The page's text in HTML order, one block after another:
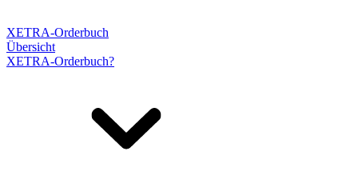
XETRA-Orderbuch
Übersicht
XETRA-Orderbuch?